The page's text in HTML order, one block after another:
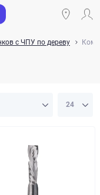
с ЧПУ по дереву